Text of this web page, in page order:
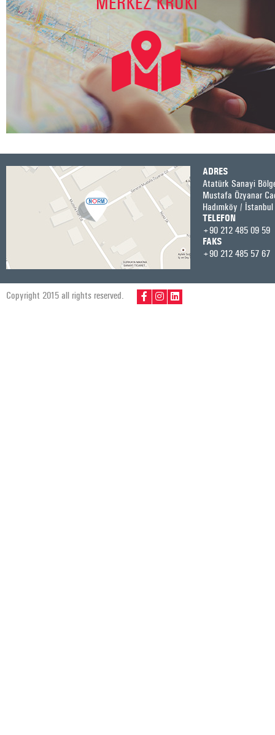
ADRES
Atatürk Sanayi
Mustafa Özyanar
Hadımköy / İstanbul
TELEFON
+90 212 485 09 59
FAKS
+90 212 485 57 67
Copyright 2015 all rights reserved.